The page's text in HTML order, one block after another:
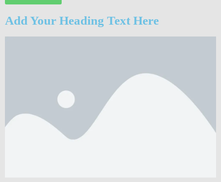
Add Your Heading Text Here